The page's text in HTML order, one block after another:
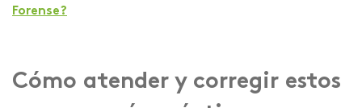
Forense?
Cómo atender y corregir estos